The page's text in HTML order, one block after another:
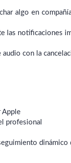
algo en
las notificaciones
con la
Apple
profesional
dinámico